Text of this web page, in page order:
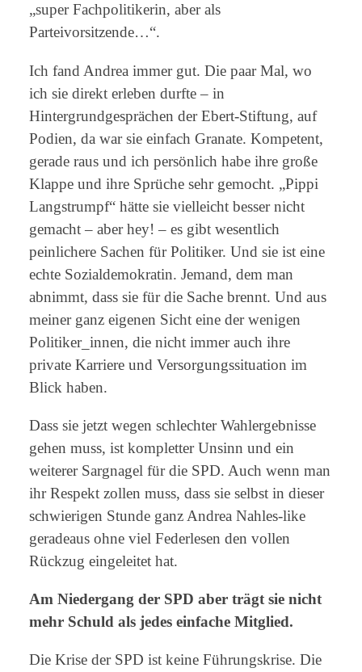
„super Fachpolitikerin, aber als
Parteivorsitzende…“.
Ich fand Andrea immer gut. Die paar Mal, wo
ich sie direkt erleben durfte – in
Hintergrundgesprächen der Ebert-Stiftung, auf
Podien, da war sie einfach Granate. Kompetent,
gerade raus und ich persönlich habe ihre große
Klappe und ihre Sprüche sehr gemocht. „Pippi
Langstrumpf“ hätte sie vielleicht besser nicht
gemacht – aber hey! – es gibt wesentlich
peinlichere Sachen für Politiker. Und sie ist eine
echte Sozialdemokratin. Jemand, dem man
abnimmt, dass sie für die Sache brennt. Und aus
meiner ganz eigenen Sicht eine der wenigen
Politiker_innen, die nicht immer auch ihre
private Karriere und Versorgungssituation im
Blick haben.
Dass sie jetzt wegen schlechter Wahlergebnisse
gehen muss, ist kompletter Unsinn und ein
weiterer Sargnagel für die SPD. Auch wenn man
ihr Respekt zollen muss, dass sie selbst in dieser
schwierigen Stunde ganz Andrea Nahles-like
geradeaus ohne viel Federlesen den vollen
Rückzug eingeleitet hat.
Am Niedergang der SPD aber trägt sie nicht
mehr Schuld als jedes einfache Mitglied.
Die Krise der SPD ist keine Führungskrise. Die